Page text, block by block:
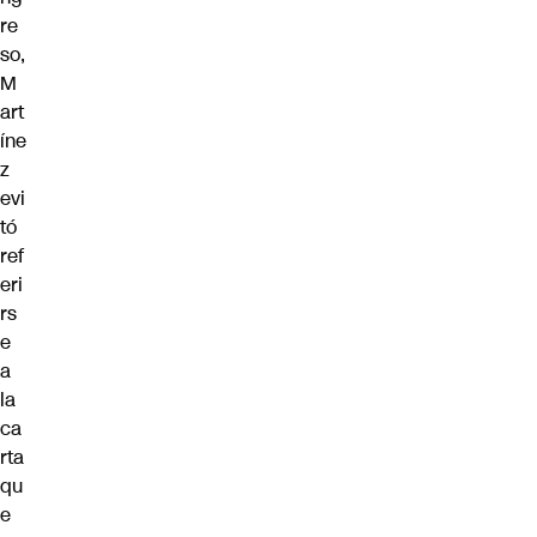
re
so,
M
art
íne
z
evi
tó
ref
eri
rs
e
a
la
ca
rta
qu
e